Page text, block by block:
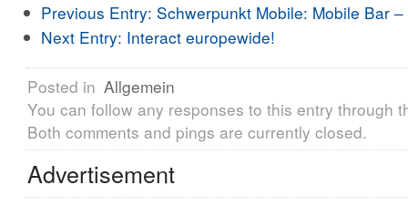
Previous Entry: Schwerpunkt Mobile: Mobile Bar
Next Entry: Interact europewide!
Posted in Allgemein
You can follow any responses to this entry through
Both comments and pings are currently closed.
Advertisement